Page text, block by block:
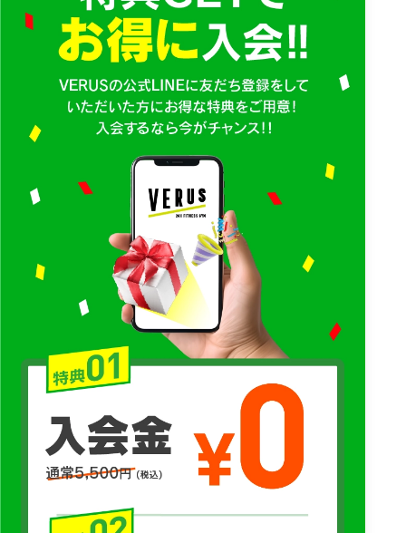
報保護の取組みを継続的に見直し、改善・向上に努めてまいります。
個人情報の取扱について
1.個人情報の利用目的
当社は、お客様のお名前・ご住所・電話番号・生年月日・E-MAILアド
レスなどの個人情報および当社との取引状況などの情報を以下の目的
で利用いたします。
1.当社および当社のグループ会社の商品の発送、カタログやDMの送
付、関連するアフターサービス、新商品・サービスに関する情報のお
2.当社および当社のグループ会社の通信販売や店頭販売に関する事業
3.当社および当社のグループ会社の他の営業のご案内のため。
4.当社および当社のグループ会社が適切と判断した会社・団体カタロ
グやDMなどの送付のため。
5.当社および当社のグループ会社とのお取引に関する債権管理のた
2.個人情報の提供
当社および当社のグループ会社がお客様から収集させていただいた個
人情報は、下記のいずれかに該当する場合を除き、第三者に提供・開
示などをすることはありません。
1. 当社のグループ会社に対して、お客様に明示した利用目的の達成に
必要な範囲で個人情報を提供して共同利用する場合。
2. 当社および当社のグループ会社の合併・分社化・営業譲渡などによ
る事業の承継に伴って、個人情報を提供する場合。
4. お客様および第三者の生命・身体・財産などに重大な損害が発生す
ることを防止するために必要と判断した場合。
5. お客様の事前の承認・同意を得た場合。
3.個人情報の取扱いの委託
当社および当社のグループ会社がお客様から収集させていただいた個
報に関する機密保持契約を締結している業務委託会社に対して、取扱
いを委託する場合があります。